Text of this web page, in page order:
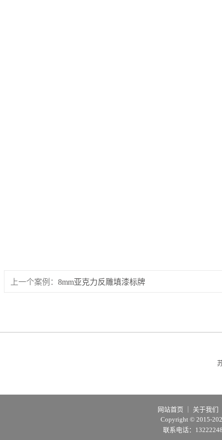
上一个案例： 8mm亚克力反雕填漆标牌
网站首页 关于我们
Copyright © 2015-
联系电话：